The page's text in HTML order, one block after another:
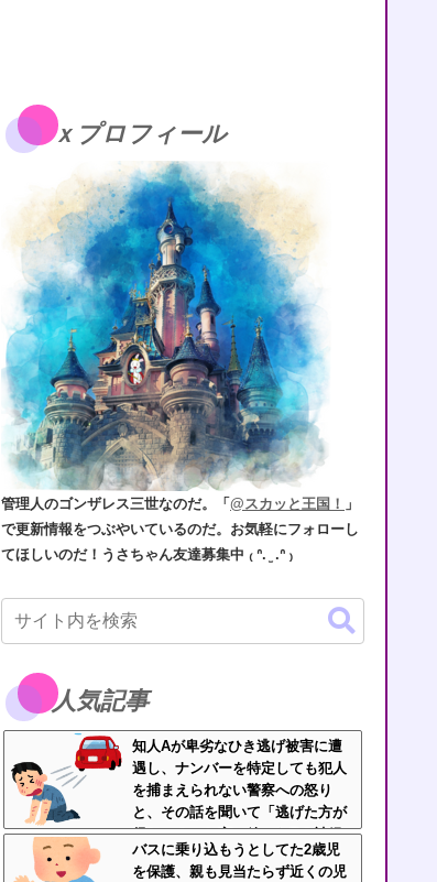
ｘプロフィール
管理人のゴンザレス三世なのだ。「@スカッと王国！ 」
で更新情報をつぶやいているのだ。お気軽にフォローし
てほしいのだ！うさちゃん友達募集中 ₍ ᐢ. ̫ .ᐢ ₎
人気記事
知人Aが卑劣なひき逃げ被害に遭
遇し、ナンバーを特定しても犯人
を捕まえられない警察への怒り
と、その話を聞いて「逃げた方が
得じゃん」と言い放ったBの神経
がわからん
バスに乗り込もうとしてた2歳児
を保護、親も見当たらず近くの児